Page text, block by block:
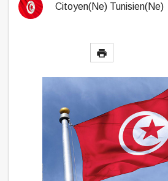
Citoyen(ne) Tunisien(ne)